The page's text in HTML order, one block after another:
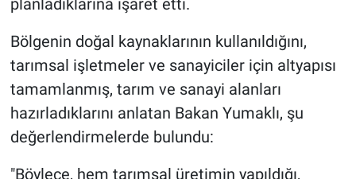
planladıklarına işaret etti.
Bölgenin doğal kaynaklarının kullanıldığını,
tarımsal işletmeler ve sanayiciler için altyapısı
tamamlanmış, tarım ve sanayi alanları
hazırladıklarını anlatan Bakan Yumaklı, şu
değerlendirmelerde bulundu:
"Böylece, hem tarımsal üretimin yapıldığı,